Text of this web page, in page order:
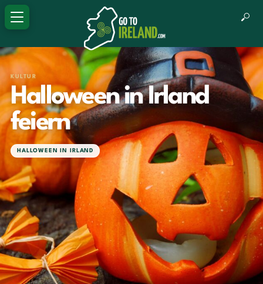
KULTUR
Halloween in Irland
feiern
HALLOWEEN IN IRLAND